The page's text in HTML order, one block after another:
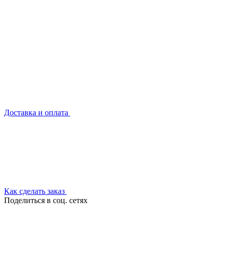
Доставка и оплата
Как сделать заказ
Поделиться в соц. сетях